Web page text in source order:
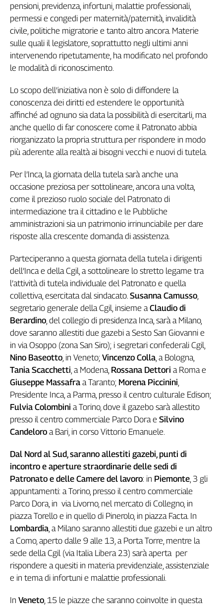
della
ragione
120
anni
Cgil
Collettiva
Academy
Collettiva
Play
Rubriche
Collettiva
Talk
La
Collettiva
Girasoli
Il
Sassolino
Linea
Economica
It
Easy
Idea
Diffusa
InFlai
trasmissioni
tv
Work
in
Progress
L'Italia
nel
Abruzzo-
Molise
Alto
Adige
Basilicata
Calabria
Campania
Emilia-
Romagna
Venezia
pensioni, previdenza, infortuni, malattie professionali,
permessi e congedi per maternità/paternità, invalidità
civile, politiche migratorie e tanto altro ancora. Materie
sulle quali il legislatore, soprattutto negli ultimi anni
intervenendo ripetutamente, ha modificato nel profondo
le modalità di riconoscimento.
Lo scopo dell’iniziativa non è solo di diffondere la
conoscenza dei diritti ed estendere le opportunità
affinché ad ognuno sia data la possibilità di esercitarli, ma
anche quello di far conoscere come il Patronato abbia
riorganizzato la propria struttura per rispondere in modo
più aderente alla realtà ai bisogni vecchi e nuovi di tutela.
Per l’Inca, la giornata della tutela sarà anche una
occasione preziosa per sottolineare, ancora una volta,
come il prezioso ruolo sociale del Patronato di
intermediazione tra il cittadino e le Pubbliche
amministrazioni sia un patrimonio irrinunciabile per dare
risposte alla crescente domanda di assistenza.
Parteciperanno a questa giornata della tutela i dirigenti
dell’Inca e della Cgil, a sottolineare lo stretto legame tra
l’attività di tutela individuale del Patronato e quella
collettiva, esercitata dal sindacato. Susanna Camusso,
segretario generale della Cgil, insieme aClaudio di
Berardino, del collegio di presidenza Inca, sarà a Milano,
dove saranno allestiti due gazebi a Sesto San Giovanni e
in via Osoppo (zona San Siro); i segretari confederali Cgil,
Nino Baseotto, in Veneto; Vincenzo Colla, a Bologna,
Tania Scacchetti, a Modena, Rossana Dettori a Roma e
Giuseppe Massafra a Taranto; Morena Piccinini,
Presidente Inca, a Parma, presso il centro culturale Edison;
Fulvia Colombini a Torino, dove il gazebo sarà allestito
presso il centro commerciale Parco Dora e Silvino
Candeloro a Bari, in corso Vittorio Emanuele.
Dal Nord al Sud, saranno allestiti gazebi, punti di
incontro e aperture straordinarie delle sedi di
Patronato e delle Camere del lavoro: in Piemonte, 3 gli
appuntamenti: a Torino, presso il centro commerciale
Parco Dora, in via Livorno, nel mercato di Collegno, in
piazza Torello e in quello di Pinerolo, in piazza Facta. In
Lombardia, a Milano saranno allestiti due gazebi e un altro
a Como, aperto dalle 9 alle 13, a Porta Torre, mentre la
sede della Cgil (via Italia Libera 23) sarà aperta per
rispondere a quesiti in materia previdenziale, assistenziale
e in tema di infortuni e malattie professionali.
In Veneto, 15 le piazze che saranno coinvolte in questa